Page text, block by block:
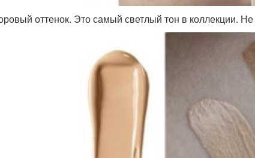
оттенок. Это самый светлый тон в коллекции.